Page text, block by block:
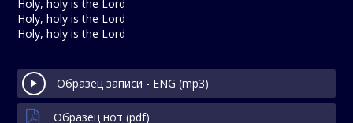
Holy, holy is the Lord
Holy, holy is the Lord
Holy, holy is the Lord
Образец записи - ENG (mp3)
Образец нот (pdf)